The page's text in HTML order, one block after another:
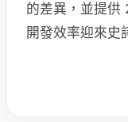
的差異，並提供
開發效率迎來史